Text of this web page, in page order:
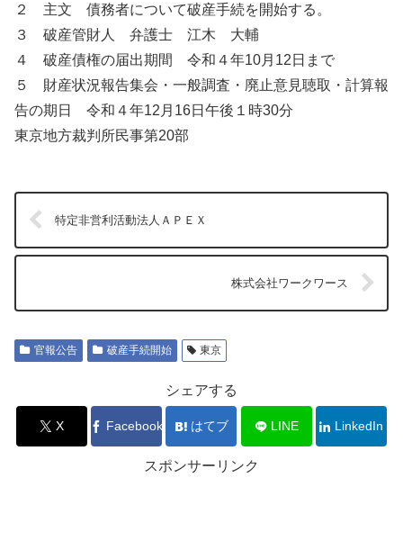
２ 主文 債務者について破産手続を開始する。
３ 破産管財人 弁護士 江木 大輔
４ 破産債権の届出期間 令和４年10月12日まで
５ 財産状況報告集会・一般調査・廃止意見聴取・計算報
告の期日 令和４年12月16日午後１時30分
東京地方裁判所民事第20部
特定非営利活動法人ＡＰＥＸ
株式会社ワークワース
官報公告 破産手続開始 東京
シェアする
X Facebook はてブ LINE LinkedIn
スポンサーリンク